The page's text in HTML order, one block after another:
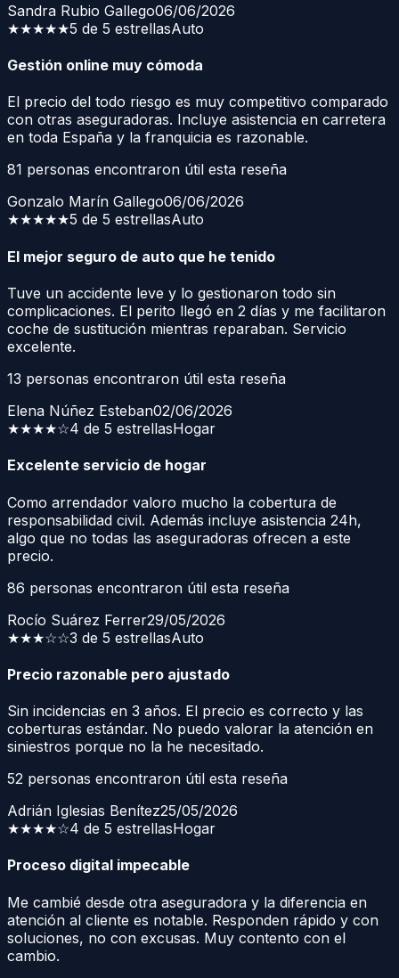
Sandra Rubio Gallego06/06/2026
★★★★★5 de 5 estrellasAuto
Gestión online muy cómoda
El precio del todo riesgo es muy competitivo comparado
con otras aseguradoras. Incluye asistencia en carretera
en toda España y la franquicia es razonable.
81 personas encontraron útil esta reseña
Gonzalo Marín Gallego06/06/2026
★★★★★5 de 5 estrellasAuto
El mejor seguro de auto que he tenido
Tuve un accidente leve y lo gestionaron todo sin
complicaciones. El perito llegó en 2 días y me facilitaron
coche de sustitución mientras reparaban. Servicio
excelente.
13 personas encontraron útil esta reseña
Elena Núñez Esteban02/06/2026
★★★★☆4 de 5 estrellasHogar
Excelente servicio de hogar
Como arrendador valoro mucho la cobertura de
responsabilidad civil. Además incluye asistencia 24h,
algo que no todas las aseguradoras ofrecen a este
precio.
86 personas encontraron útil esta reseña
Rocío Suárez Ferrer29/05/2026
★★★☆☆3 de 5 estrellasAuto
Precio razonable pero ajustado
Sin incidencias en 3 años. El precio es correcto y las
coberturas estándar. No puedo valorar la atención en
siniestros porque no la he necesitado.
52 personas encontraron útil esta reseña
Adrián Iglesias Benítez25/05/2026
★★★★☆4 de 5 estrellasHogar
Proceso digital impecable
Me cambié desde otra aseguradora y la diferencia en
atención al cliente es notable. Responden rápido y con
soluciones, no con excusas. Muy contento con el
cambio.